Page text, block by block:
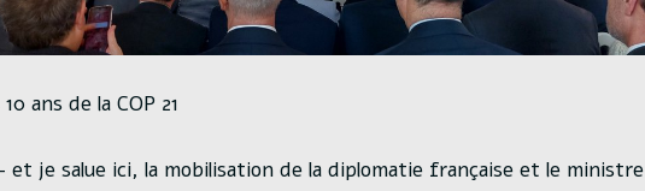
ans de la COP 21
et je salue ici, la mobilisation de la diplomatie française et le ministre